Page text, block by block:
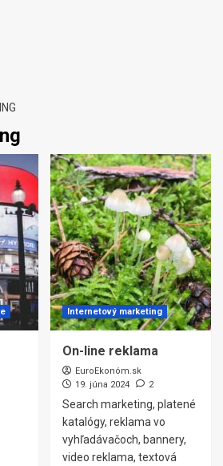
Internetový marketing
On-line reklama
EuroEkonóm.sk
19. júna 2024
2
Search marketing, platené
katalógy, reklama vo
vyhľadávačoch, bannery,
video reklama, textová